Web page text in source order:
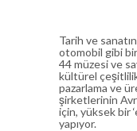
Tarih ve
otomobil gibi
44 müzesi ve
kültürel
pazarlama ve
şirketlerinin
için, yüksek bir
yapıyor.